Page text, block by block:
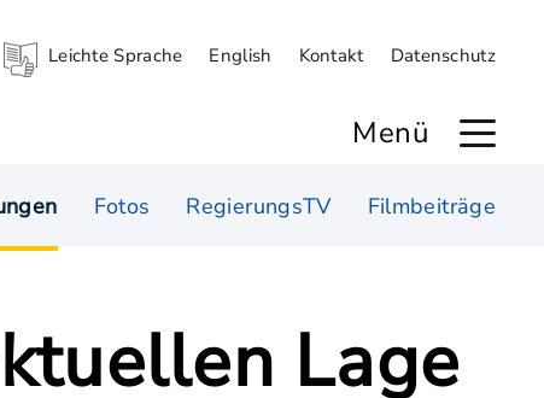
Leichte Sprache English Kontakt Datenschutz
Menü
Fotos RegierungsTV Filmbeiträge
Lage